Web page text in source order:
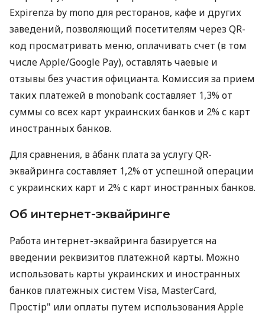
Expirenza by mono для ресторанов, кафе и других
заведений, позволяющий посетителям через QR-
код просматривать меню, оплачивать счет (в том
числе Apple/Google Pay), оставлять чаевые и
отзывы без участия официанта. Комиссия за прием
таких платежей в monobank составляет 1,3% от
суммы со всех карт украинских банков и 2% с карт
иностранных банков.
Для сравнения, в àбанк плата за услугу QR-
эквайринга составляет 1,2% от успешной операции
с украинских карт и 2% с карт иностранных банков.
Об интернет-эквайринге
Работа интернет-эквайринга базируется на
введении реквизитов платежной карты. Можно
использовать карты украинских и иностранных
банков платежных систем Visa, MasterCard,
Простір" или оплаты путем использования Apple